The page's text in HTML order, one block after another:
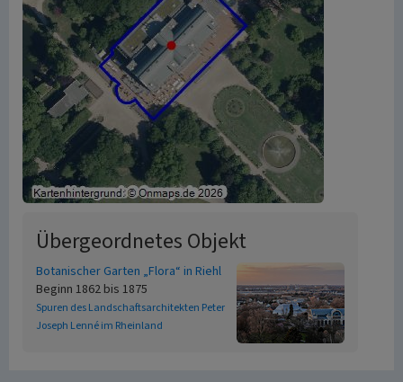
Übergeordnetes Objekt
Botanischer Garten „Flora“ in Riehl
Beginn 1862 bis 1875
Spuren des Landschaftsarchitekten Peter
Joseph Lenné im Rheinland